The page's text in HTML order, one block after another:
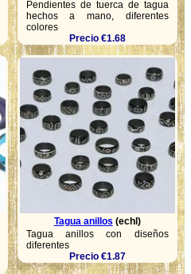
Pendientes de tuerca de tagua
hechos a mano, diferentes
colores
Precio €1.68
Tagua anillos (echl)
Tagua anillos con diseños
diferentes
Precio €1.87